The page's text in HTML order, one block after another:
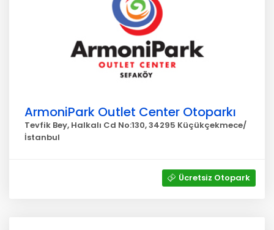
ArmoniPark Outlet Center Otoparkı
Tevfik Bey, Halkalı Cd No:130, 34295 Küçükçekmece/
İstanbul
Ücretsiz Otopark